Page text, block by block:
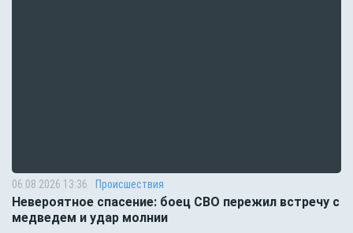
06.08.2026 13:36 Происшествия
Невероятное спасение: боец СВО пережил встречу с
медведем и удар молнии